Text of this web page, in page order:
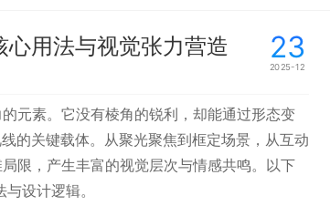
设备 + 环境” 的一体化监控： 核心区域是楼
域的温度分布（如标注 “Temperature 35℃”
的元素布局可以引导用户视线，让重要
品牌辨识度。
的高效实现。操作流程应简洁明了，避免
到并完成保存动作。同时，界面要能准
按钮或菜单的作用。
职业生涯中反复思考与探索。
商业的本质在于满足“真需求”。她通
用户真实需求出发，创造持久的价值。
供了深刻的启发，尤其是在技术快速发
品与社会之间找到自己的定位，这本书给
23
2025-12
心用法与视觉张力营造
元素。它没有棱角的锐利，却能通过形态变
的关键载体。从聚光聚焦到框定场景，从互动
限，产生丰富的视觉层次与情感共鸣。以下
设计逻辑。